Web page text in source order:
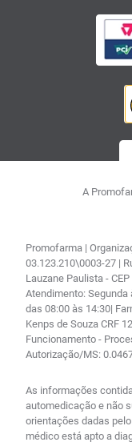
A
Promofarma |
03.123.210\0003-27 |
Lauzane Paulista -
Atendimento: Segunda
das 08:00 às 14:30|
Kenps de Souza CRF
Funcionamento -
Autorização/MS:
As informações
automedicação e não
orientações dadas
médico está apto a